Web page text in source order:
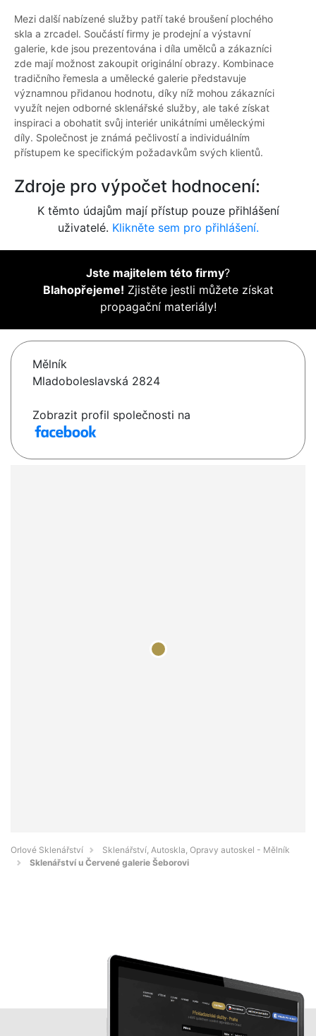
Mezi další nabízené služby patří také broušení plochého
skla a zrcadel. Součástí firmy je prodejní a výstavní
galerie, kde jsou prezentována i díla umělců a zákazníci
zde mají možnost zakoupit originální obrazy. Kombinace
tradičního řemesla a umělecké galerie představuje
významnou přidanou hodnotu, díky níž mohou zákazníci
využít nejen odborné sklenářské služby, ale také získat
inspiraci a obohatit svůj interiér unikátními uměleckými
díly. Společnost je známá pečlivostí a individuálním
přístupem ke specifickým požadavkům svých klientů.
Zdroje pro výpočet hodnocení:
K těmto údajům mají přístup pouze přihlášení
uživatelé. Klikněte sem pro přihlášení.
Jste majitelem této firmy?
Blahopřejeme! Zjistěte jestli můžete získat
propagační materiály!
Mělník
Mladoboleslavská 2824
Zobrazit profil společnosti na
Orlové Sklenářství
Sklenářství, Autoskla, Opravy autoskel - Mělník
Sklenářství u Červené galerie Šeborovi